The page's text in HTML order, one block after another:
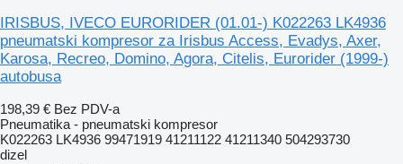
IRISBUS, IVECO EURORIDER (01.01-) K022263 LK4936
pneumatski kompresor za Irisbus Access, Evadys, Axer,
Karosa, Recreo, Domino, Agora, Citelis, Eurorider (1999-)
autobusa
198,39 € Bez PDV-a
Pneumatika - pneumatski kompresor
K022263 LK4936 99471919 41211122 41211340 504293730
dizel